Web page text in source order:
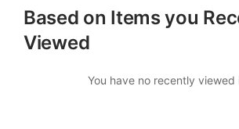
Based on Items you
Viewed
You have no recently viewed